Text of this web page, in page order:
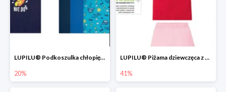
LUPILU® Podkoszulka chłopięca z bawełny -20%
20%
LUPILU® Piżama dziewczęca z bawełny -41%
41%